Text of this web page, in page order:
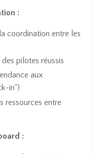
:
coordination entre les
pilotes réussis
aux
in")
ressources entre
: